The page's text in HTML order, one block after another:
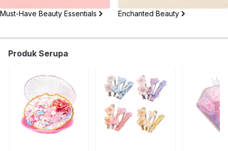
Must-Have Beauty Essentials Enchanted Beauty
Produk Serupa